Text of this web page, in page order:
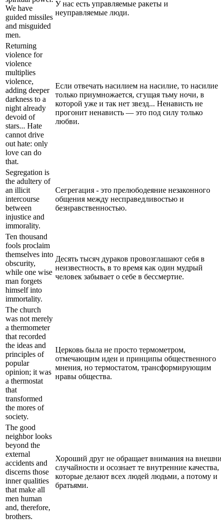
We have
guided missiles
and misguided
men.
У нас есть управляемые ракеты и
неуправляемые люди.
Returning
violence for
violence
multiplies
violence,
adding deeper
darkness to a
night already
devoid of
stars... Hate
cannot drive
out hate: only
love can do
that.
Если отвечать насилием на насилие, то насилие
только приумножается, сгущая тьму ночи, в
которой уже и так нет звезд... Ненависть не
прогонит ненависть — это под силу только
любви.
Segregation is
the adultery of
an illicit
intercourse
between
injustice and
immorality.
Сегрегация - это прелюбодеяние незаконного
общения между несправедливостью и
безнравственностью.
Ten thousand
fools proclaim
themselves into
obscurity,
while one wise
man forgets
himself into
immortality.
Десять тысяч дураков провозглашают себя в
неизвестность, в то время как один мудрый
человек забывает о себе в бессмертие.
The church
was not merely
a thermometer
that recorded
the ideas and
principles of
popular
opinion; it was
a thermostat
that
transformed
the mores of
society.
Церковь была не просто термометром,
отмечающим идеи и принципы общественного
мнения, но термостатом, трансформирующим
нравы общества.
The good
neighbor looks
beyond the
external
accidents and
discerns those
inner qualities
that make all
men human
and, therefore,
brothers.
Хороший друг не обращает внимания на
случайности и осознает те внутренние качества,
которые делают всех людей людьми, а потому и
братьями.